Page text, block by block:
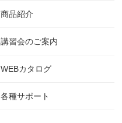
商品紹介
講習会のご案内
WEBカタログ
各種サポート